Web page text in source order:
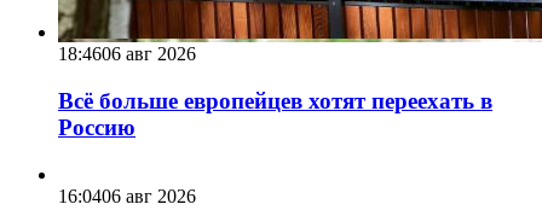
18:4606 авг 2026
Всё больше европейцев хотят переехать в
Россию
16:0406 авг 2026